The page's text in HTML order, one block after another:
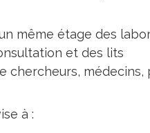
même étage des
et des lits
chercheurs, médecins,
à :